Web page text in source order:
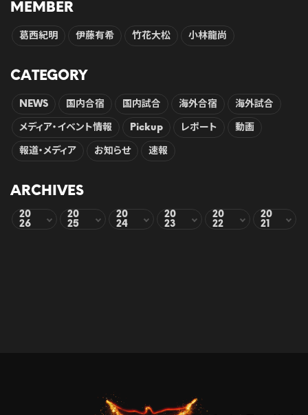
MEMBER
葛西紀明 伊藤有希 竹花大松 小林龍尚
CATEGORY
NEWS 国内合宿 国内試合 海外合宿 海外試合
メディア・イベント情報 Pickup レポート 動画
報道・メディア お知らせ 速報
ARCHIVES
20
26
20
25
20
24
20
23
20
22
20
21